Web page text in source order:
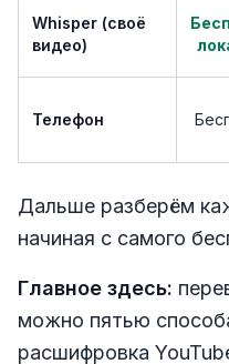
Whisper (своё
видео)
Телефон
Дальше разберём
начиная с самого
Главное здесь:
можно пятью
расшифровка